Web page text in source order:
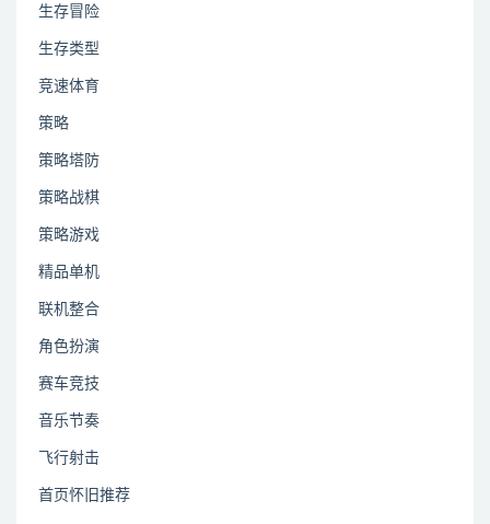
生存冒险
生存类型
竞速体育
策略
策略塔防
策略战棋
策略游戏
精品单机
联机整合
角色扮演
赛车竞技
音乐节奏
飞行射击
首页怀旧推荐